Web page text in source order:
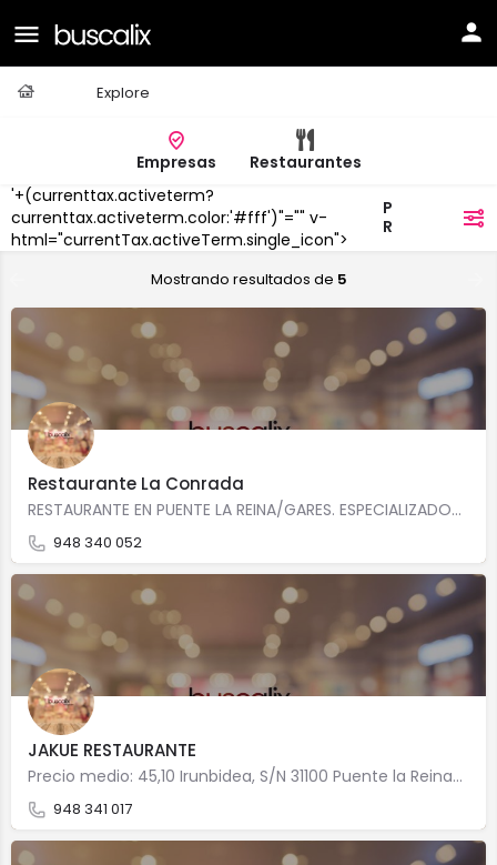
Explore
Empresas
Restaurantes
'+(currenttax.activeterm?
currenttax.activeterm.color:'#fff')"="" v-
html="currentTax.activeTerm.single_icon">
Puente la
Reina/Gares
Mostrando resultados de 5
Restaurante La Conrada
RESTAURANTE EN PUENTE LA REINA/GARES. ESPECIALIZADOS EN Cocina caseraCocina navarraCocina de tapas y…
948 340 052
JAKUE RESTAURANTE
Precio medio: 45,10 Irunbidea, S/N 31100 Puente la Reina/Gares
948 341 017